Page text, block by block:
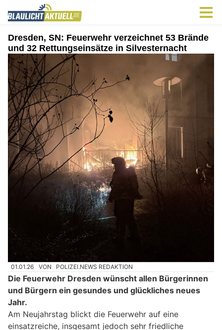
Dresden, SN: Feuerwehr verzeichnet 53 Brände
und 32 Rettungseinsätze in Silvesternacht
01.01.26 VON POLIZEI.NEWS REDAKTION
Die Feuerwehr Dresden wünscht allen Bürgerinnen
und Bürgern ein gesundes und glückliches neues
Jahr.
Am Neujahrstag blickt die Feuerwehr auf eine
einsatzreiche, insgesamt jedoch sehr friedliche